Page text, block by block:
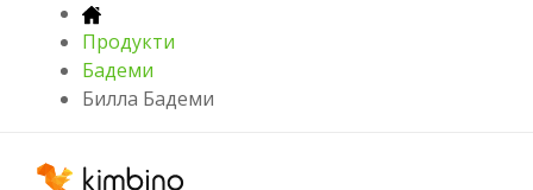
Продукти
Бадеми
Билла Бадеми